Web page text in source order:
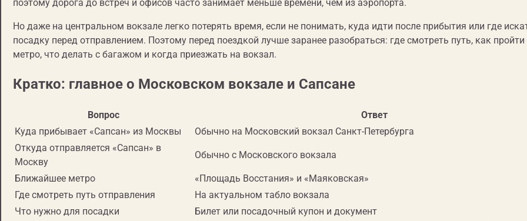
поэтому дорога до встреч и офисов часто занимает меньше времени, чем из аэропорта.
Но даже на центральном вокзале легко потерять время, если не понимать, куда идти после прибытия или где
посадку перед отправлением. Поэтому перед поездкой лучше заранее разобраться: где смотреть путь, как пройти
метро, что делать с багажом и когда приезжать на вокзал.
Кратко: главное о Московском вокзале и Сапсане
Вопрос
Ответ
Куда прибывает «Сапсан» из Москвы
Обычно на Московский вокзал Санкт-Петербурга
Откуда отправляется «Сапсан» в
Москву
Обычно с Московского вокзала
Ближайшее метро
«Площадь Восстания» и «Маяковская»
Где смотреть путь отправления
На актуальном табло вокзала
Что нужно для посадки
Билет или посадочный купон и документ